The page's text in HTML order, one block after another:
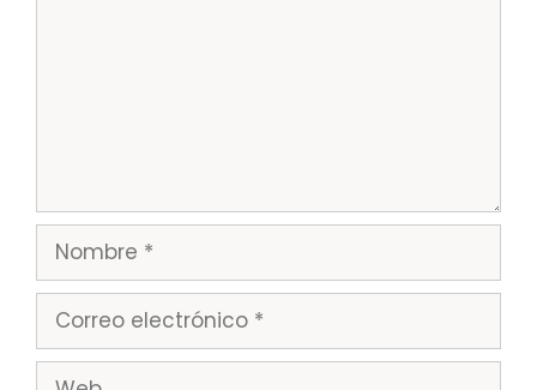
Nombre
Correo
electrónico
Web